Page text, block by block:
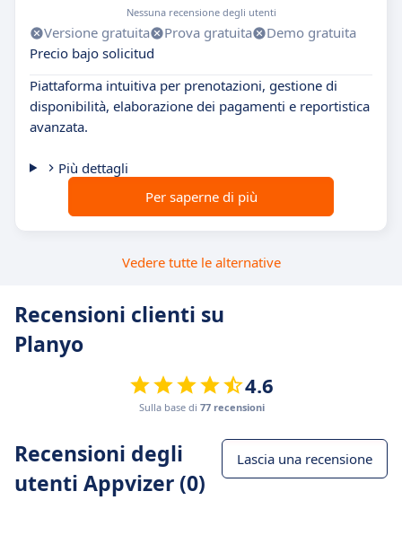
Nessuna recensione degli utenti
Versione gratuita Prova gratuita
Demo gratuita
Precio bajo solicitud
Piattaforma intuitiva per prenotazioni, gestione di
disponibilità, elaborazione dei pagamenti e reportistica
avanzata.
Più dettagli
Per saperne di più
Vedere tutte le alternative
Recensioni clienti su
Planyo
4.6
Sulla base di 77 recensioni
Recensioni degli
utenti Appvizer (0)
Lascia una recensione